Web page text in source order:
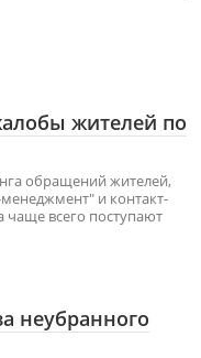
жителей по
обращений жителей,
и контакт-
чаще всего поступают
неубранного